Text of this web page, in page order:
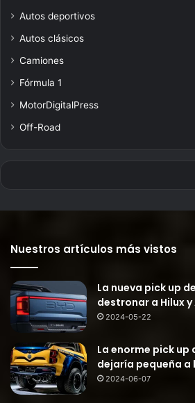
Autos deportivos
Autos clásicos
Camiones
Fórmula 1
MotorDigitalPress
Off-Road
Nuestros artículos más vistos
La nueva pick up
destronar a Hilux
2024-05-22
La enorme pick up
dejaría pequeña a
2024-06-07